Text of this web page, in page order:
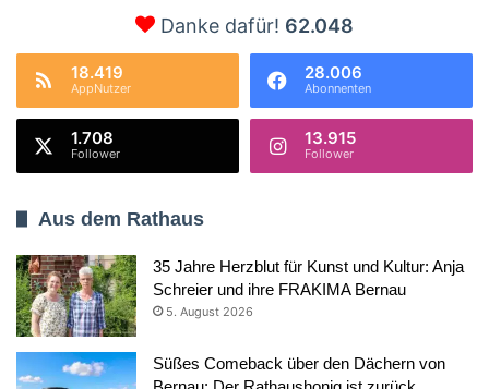
Danke dafür! 62.048
18.419
AppNutzer
28.006
Abonnenten
1.708
Follower
13.915
Follower
Aus dem Rathaus
35 Jahre Herzblut für Kunst und Kultur: Anja
Schreier und ihre FRAKIMA Bernau
5. August 2026
Süßes Comeback über den Dächern von